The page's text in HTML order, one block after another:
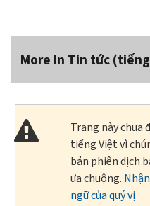
More In Tin tức
Trang này chưa
tiếng Việt vì
bản phiên dịch
ưa chuộng.
ngữ của quý vị